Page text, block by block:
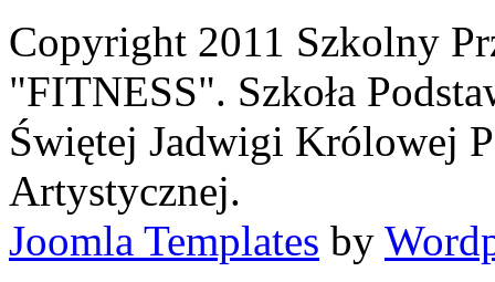
Copyright 2011 Szkolny
"FITNESS". Szkoła
Świętej Jadwigi Królowej
Artystycznej.
Joomla Templates by